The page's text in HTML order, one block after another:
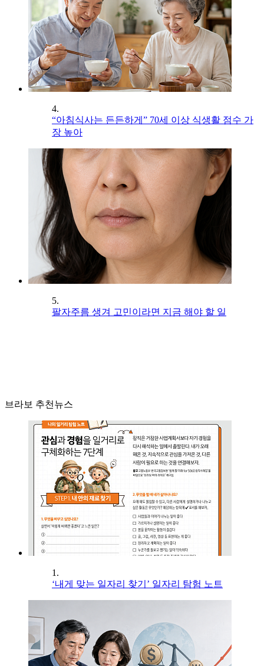
4.
“아침식사는 든든하게” 70세 이상 식생활 점수 가
장 높아
5.
팔자주름 생겨 고민이라면 지금 해야 할 일
브라보 추천뉴스
1.
‘내게 맞는 일자리 찾기’ 일자리 탐험 노트